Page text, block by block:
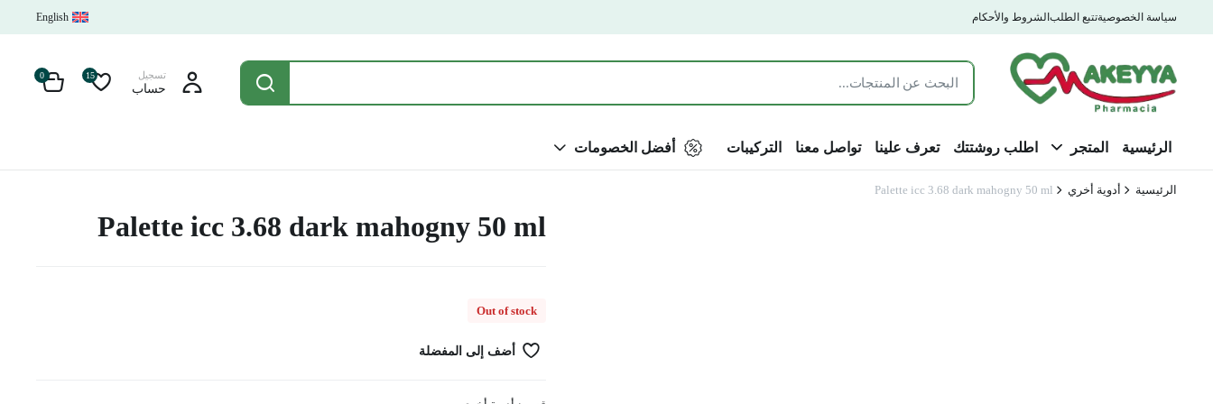
سياسة الخصوصيةتتبع الطلب الشروط والأحكام English
تسجيل
حساب
15
0
الرئيسية المتجر اطلب روشتتك تعرف علينا تواصل معنا التركيبات أفضل الخصومات
الرئيسية أدوية أخري Palette icc 3.68 dark mahogny 50 ml
Palette icc 3.68 dark mahogny 50 ml
Out of stock
أضف إلى المفضلة